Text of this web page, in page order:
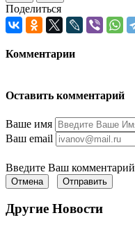
Поделиться
Комментарии
Оставить комментарий
Ваше имя
Ваш email
Введите Ваш комментарий
Отмена Отправить
Другие Новости